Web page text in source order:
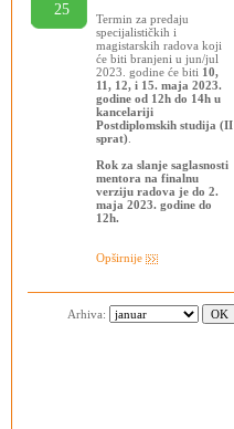
25
Termin za predaju
specijalističkih i
magistarskih radova koji
će biti branjeni u jun/jul
2023. godine će biti 10,
11, 12, i 15. maja 2023.
godine od 12h do 14h u
kancelariji
Postdiplomskih studija (II
sprat)
Rok za slanje saglasnosti
mentora na finalnu
verziju radova je do 2.
maja 2023. godine do
12h.
Opširnije
Arhiva: